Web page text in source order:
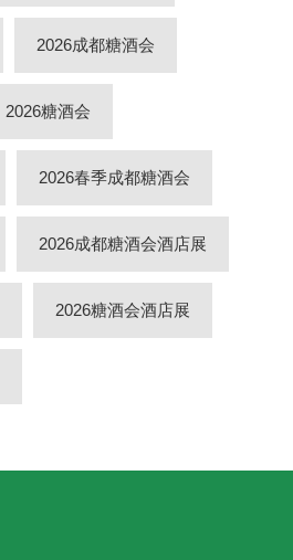
2026成都糖酒会
2026糖酒会
2026春季成都糖酒会
2026成都糖酒会酒店展
2026糖酒会酒店展